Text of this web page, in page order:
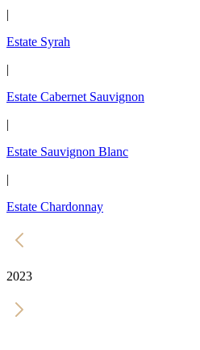
|
Estate Syrah
|
Estate Cabernet Sauvignon
|
Estate Sauvignon Blanc
|
Estate Chardonnay
2023